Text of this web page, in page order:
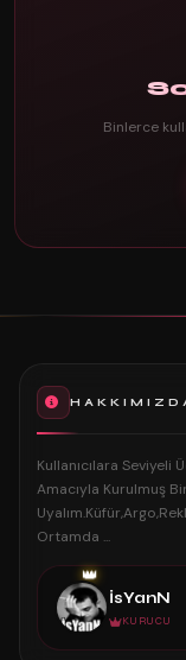
Binlerce
Kullanıcılara
Amacıyla Kurulmuş
Ortamda ...
👑
İsYanN
KURUCU